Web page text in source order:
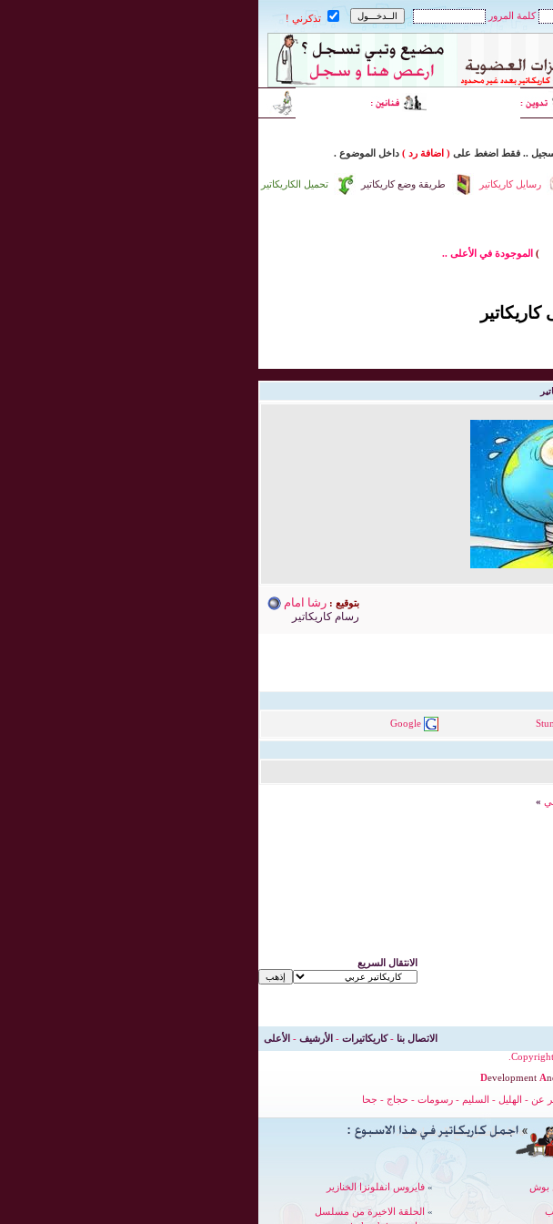
كلمة المرور تذكرني !
.. فقط اضغط على ( اضافة رد ) داخل الموضوع .
تحميل الكاريكاتير طريقة وضع كاريكاتير رسايل كاريكاتير
) الموجودة في الأعلى ..
بتوقيع :رشا امام
رسام كاريكاتير
Google
»
الانتقال السريع
الاتصال بنا -كاريكاتيرات - الأرشيف - الأعلى
Development A
عن - الهليل - السليم -رسومات - حجاج - جحا
» فايروس انفلونزا الخنازير بوش
» الحلقة الاخيرة من مسلسل